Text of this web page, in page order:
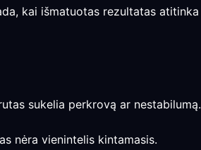
kai išmatuotas rezultatas atitinka
sukelia perkrovą ar nestabilumą.
nėra vienintelis kintamasis.